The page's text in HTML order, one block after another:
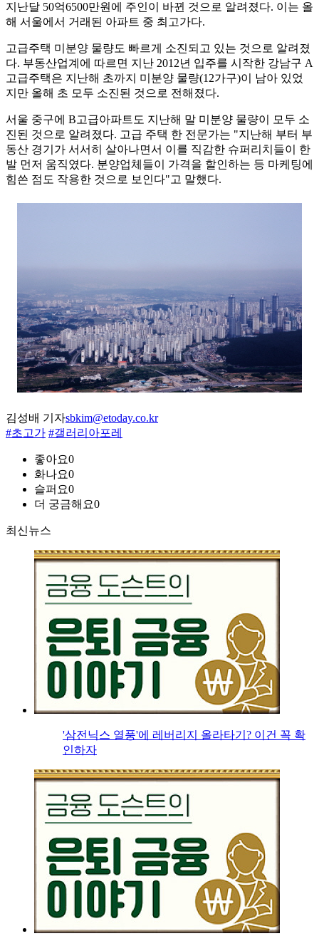
지난달 50억6500만원에 주인이 바뀐 것으로 알려졌다. 이는 올
해 서울에서 거래된 아파트 중 최고가다.
고급주택 미분양 물량도 빠르게 소진되고 있는 것으로 알려졌
다. 부동산업계에 따르면 지난 2012년 입주를 시작한 강남구 A
고급주택은 지난해 초까지 미분양 물량(12가구)이 남아 있었
지만 올해 초 모두 소진된 것으로 전해졌다.
서울 중구에 B고급아파트도 지난해 말 미분양 물량이 모두 소
진된 것으로 알려졌다. 고급 주택 한 전문가는 "지난해 부터 부
동산 경기가 서서히 살아나면서 이를 직감한 슈퍼리치들이 한
발 먼저 움직였다. 분양업체들이 가격을 할인하는 등 마케팅에
힘쓴 점도 작용한 것으로 보인다"고 말했다.
김성배 기자sbkim@etoday.co.kr
#초고가 #갤러리아포레
좋아요0
화나요0
슬퍼요0
더 궁금해요0
최신뉴스
'삼전닉스 열풍'에 레버리지 올라타기? 이건 꼭 확
인하자